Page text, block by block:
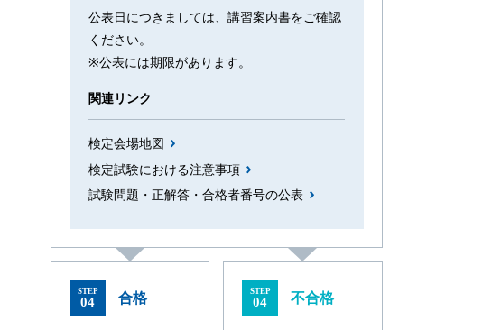
公表日につきましては、講習案内書をご確認
ください。
※公表には期限があります。
関連リンク
検定会場地図
検定試験における注意事項
試験問題・正解答・合格者番号の公表
STEP
04 合格 STEP
04 不合格